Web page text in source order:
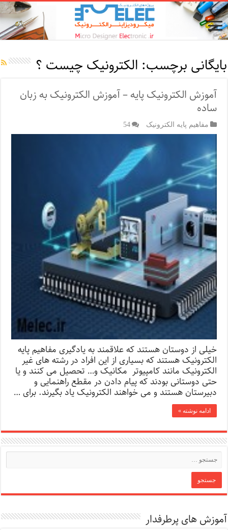
بایگانی برچسب: الکترونیک چیست ؟
آموزش الکترونیک پایه – آموزش الکترونیک به زبان
ساده
مفاهیم پایه الکترونیک 54
خیلی از دوستان هستند که علاقمند به یادگیری مفاهیم پایه
الکترونیک هستند که بسیاری از این افراد در رشته های غیر
الکترونیک مانند کامپیوتر مکانیک و… تحصیل می کنند و یا
حتی دوستانی بودند که پیام دادن در مقطع راهنمایی و
دبیرستان هستند و می خواهند الکترونیک یاد بگیرند. برای …
ادامه نوشته »
آموزش های پرطرفدار